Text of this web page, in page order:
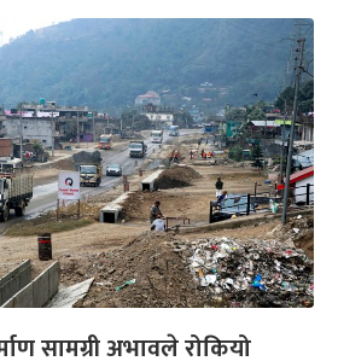
सामग्री अभावले रोकियो